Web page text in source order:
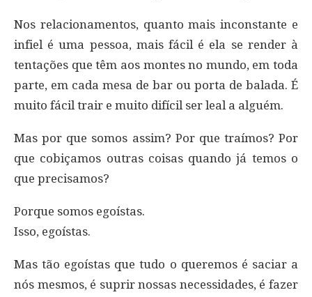
Nos relacionamentos, quanto mais inconstante e
infiel é uma pessoa, mais fácil é ela se render à
tentações que têm aos montes no mundo, em toda
parte, em cada mesa de bar ou porta de balada. É
muito fácil trair e muito difícil ser leal a alguém.
Mas por que somos assim? Por que traímos? Por
que cobiçamos outras coisas quando já temos o
que precisamos?
Porque somos egoístas.
Isso, egoístas.
Mas tão egoístas que tudo o queremos é saciar a
nós mesmos, é suprir nossas necessidades, é fazer